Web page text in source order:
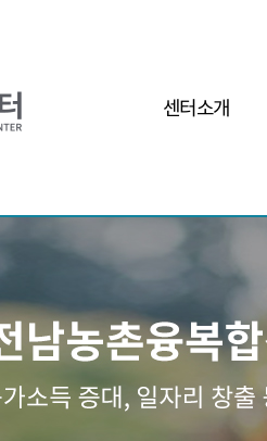
센터소개
목표 및 기본방향
관련기관